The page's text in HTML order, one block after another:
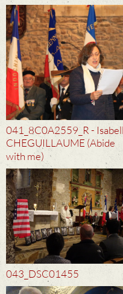
041_8C0A2559_R -
CHEGUILLAUME (Abide
with me)
043_DSC01455